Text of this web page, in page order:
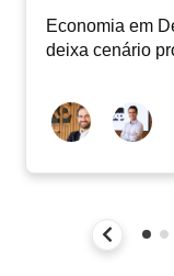
Economia em
deixa cenário